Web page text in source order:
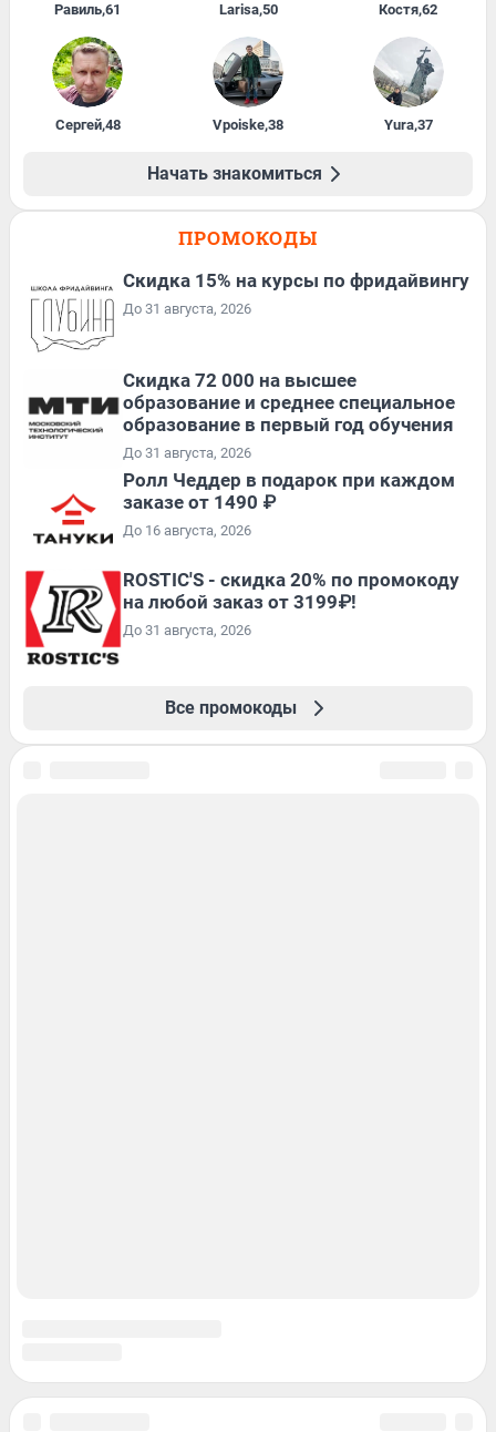
Равиль,61 Larisa,50 Костя,62
Сергей,48 Vpoiske,38 Yura,37
Начать знакомиться
ПРОМОКОДЫ
Скидка 15% на курсы по фридайвингу
До 31 августа, 2026
Скидка 72 000 на высшее
образование и среднее специальное
образование в первый год обучения
До 31 августа, 2026
Ролл Чеддер в подарок при каждом
заказе от 1490 ₽
До 16 августа, 2026
ROSTIC'S - скидка 20% по промокоду
на любой заказ от 3199₽!
До 31 августа, 2026
Все промокоды